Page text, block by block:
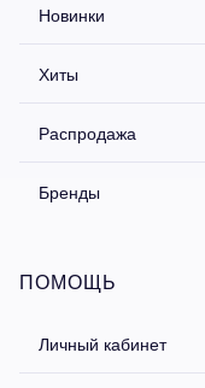
Новинки
Хиты
Распродажа
Бренды
ПОМОЩЬ
Личный кабинет